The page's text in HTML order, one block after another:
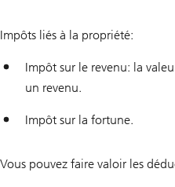
Impôts liés à la propriété:
Impôt sur le revenu: la
un revenu.
Impôt sur la fortune.
Vous pouvez faire valoir les